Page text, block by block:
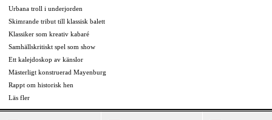
Urbana troll i underjorden
Skimrande tribut till klassisk balett
Klassiker som kreativ kabaré
Samhällskritiskt spel som show
Ett kalejdoskop av känslor
Mästerligt konstruerad Mayenburg
Rappt om historisk hen
Läs fler